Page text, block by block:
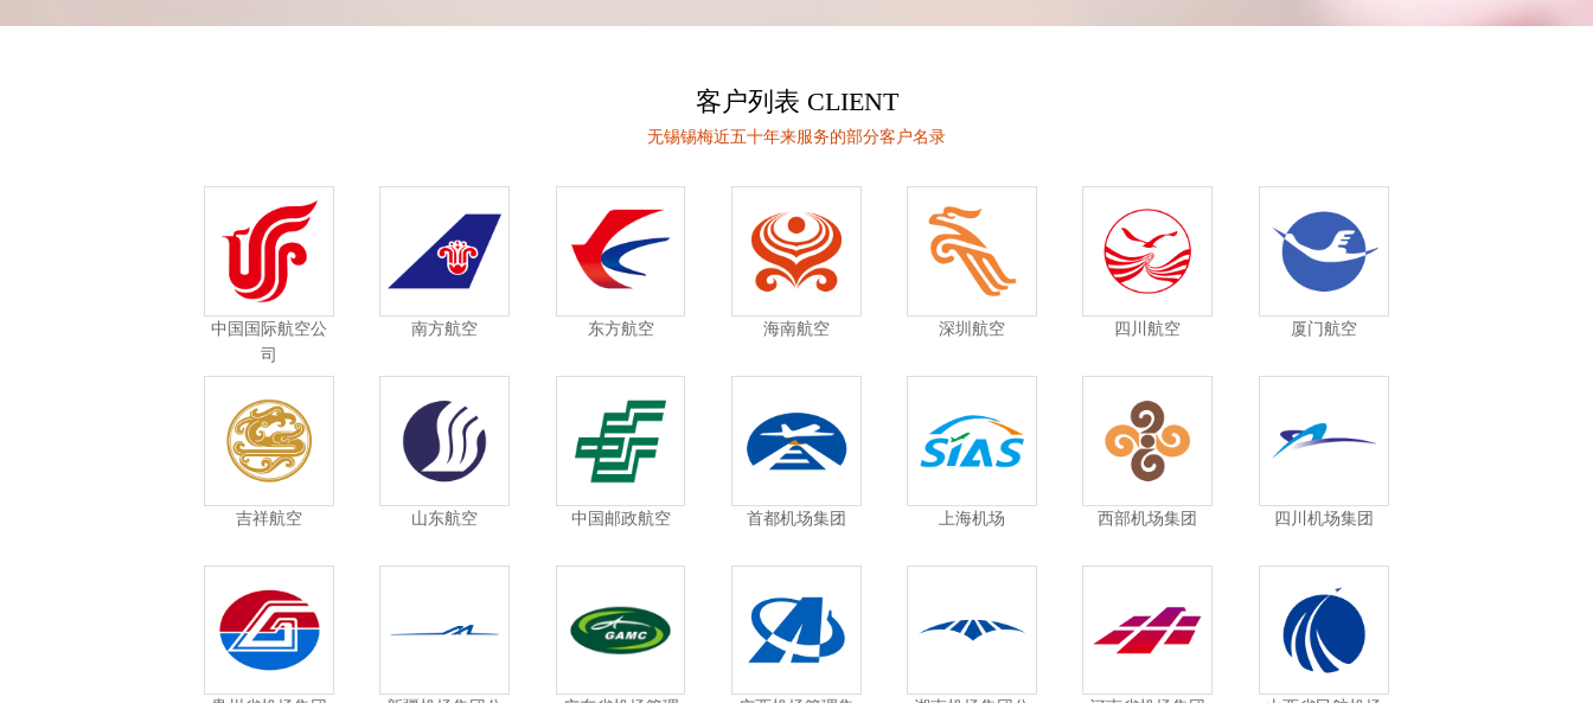
客户列表 CLIENT
无锡锡梅近五十年来服务的部分客户名录
中国国际航空公
司
南方航空 东方航空 海南航空 深圳航空 四川航空 厦门航空
吉祥航空 山东航空 中国邮政航空 首都机场集团 上海机场 西部机场集团 四川机场集团